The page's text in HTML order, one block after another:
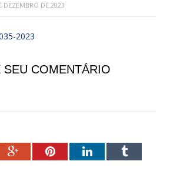
DEZEMBRO DE 2023
2023
SEU COMENTÁRIO
Google+PinterestLinkedInTumblr